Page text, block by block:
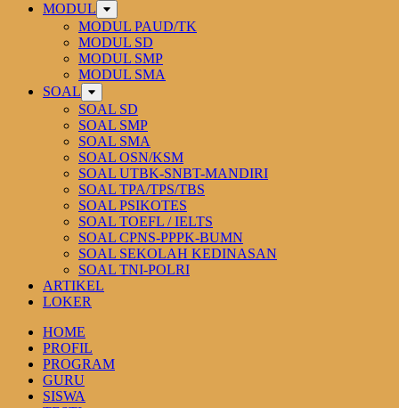
MODUL
MODUL PAUD/TK
MODUL SD
MODUL SMP
MODUL SMA
SOAL
SOAL SD
SOAL SMP
SOAL SMA
SOAL OSN/KSM
SOAL UTBK-SNBT-MANDIRI
SOAL TPA/TPS/TBS
SOAL PSIKOTES
SOAL TOEFL / IELTS
SOAL CPNS-PPPK-BUMN
SOAL SEKOLAH KEDINASAN
SOAL TNI-POLRI
ARTIKEL
LOKER
HOME
PROFIL
PROGRAM
GURU
SISWA